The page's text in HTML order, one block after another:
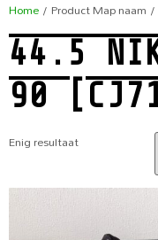
Home/ Product Map naam /
44.5
90
Enig resultaat